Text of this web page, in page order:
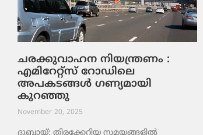
ചരക്കുവാഹന നിയന്ത്രണം :
എമിറേറ്റ്സ് റോഡിലെ
അപകടങ്ങൾ ഗണ്യമായി
കുറഞ്ഞു
November 20, 2025
ദുബായ്: തിരക്കേറിയ സമയങ്ങളിൽ